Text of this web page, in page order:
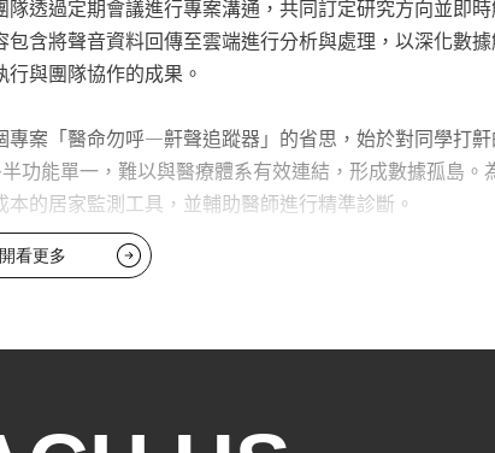
隊透過定期會議進行專案溝通，共同訂定研究方向並即
包含將聲音資料回傳至雲端進行分析與處理，以深化數
行與團隊協作的成果。
專案「醫命勿呼—鼾聲追蹤器」的省思，始於對同學打
功能單一，難以與醫療體系有效連結，形成數據孤島
本的居家監測工具，並輔助醫師進行精準診斷。
意識到，雖然APP能有效收集數據，但使用者回饋顯示
未來，我們希望這項結合AI與智慧枕頭的創新技術，不
看更多